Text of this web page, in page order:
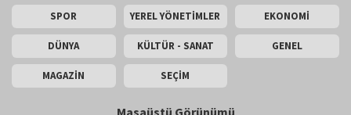
SPOR YEREL YÖNETİMLER EKONOMİ
DÜNYA KÜLTÜR - SANAT GENEL
MAGAZİN SEÇİM
Masaüstü Görünümü